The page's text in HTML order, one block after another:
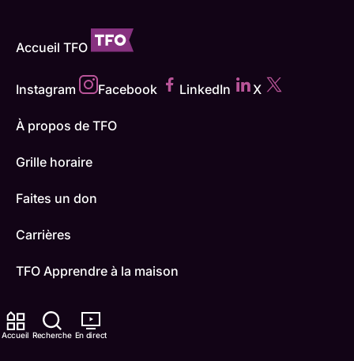
Accueil Recherche En direct
Accueil TFO
Instagram Facebook LinkedIn X
À propos de TFO
Grille horaire
Faites un don
Carrières
TFO Apprendre à la maison
Contactez-nous